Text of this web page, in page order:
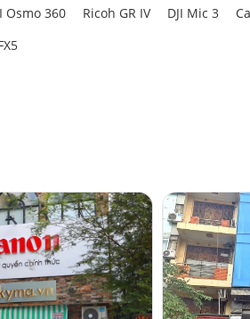
cự. Mặc dù F4 không phải
, bao gồm hai thấu kính
tượng cầu sai, méo hình
Osmo 360 Ricoh GR IV DJI Mic 3